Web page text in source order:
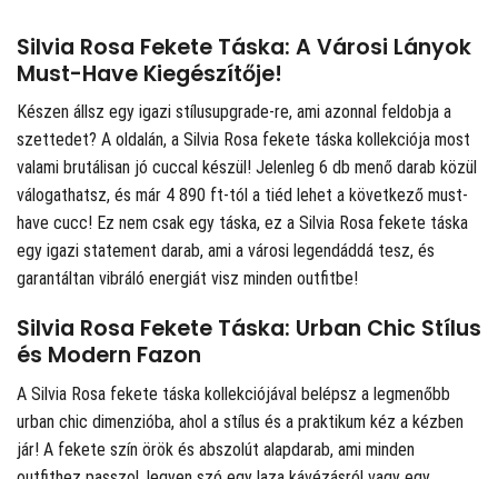
Silvia Rosa Fekete Táska: A Városi Lányok
Must-Have Kiegészítője!
Készen állsz egy igazi stílusupgrade-re, ami azonnal feldobja a
szettedet? A oldalán, a Silvia Rosa fekete táska kollekciója most
valami brutálisan jó cuccal készül! Jelenleg 6 db menő darab közül
válogathatsz, és már 4 890 ft-tól a tiéd lehet a következő must-
have cucc! Ez nem csak egy táska, ez a Silvia Rosa fekete táska
egy igazi statement darab, ami a városi legendáddá tesz, és
garantáltan vibráló energiát visz minden outfitbe!
Silvia Rosa Fekete Táska: Urban Chic Stílus
és Modern Fazon
A Silvia Rosa fekete táska kollekciójával belépsz a legmenőbb
urban chic dimenzióba, ahol a stílus és a praktikum kéz a kézben
jár! A fekete szín örök és abszolút alapdarab, ami minden